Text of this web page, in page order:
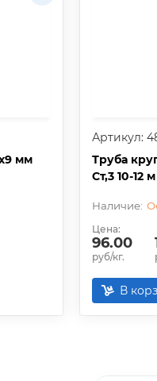
мм
Артикул:
Труба
Ст,3 10-12 м
Цена:
96.00
руб/кг.
В